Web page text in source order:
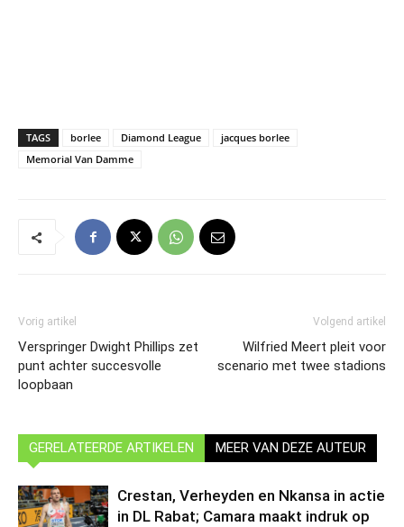
TAGS borlee Diamond League
jacques borlee
Memorial Van Damme
Vorig artikel
Verspringer Dwight Phillips zet
punt achter succesvolle
loopbaan
Volgend artikel
Wilfried Meert pleit voor
scenario met twee stadions
GERELATEERDE ARTIKELEN MEER VAN DEZE AUTEUR
Crestan, Verheyden en Nkansa in actie
in DL Rabat; Camara maakt indruk op